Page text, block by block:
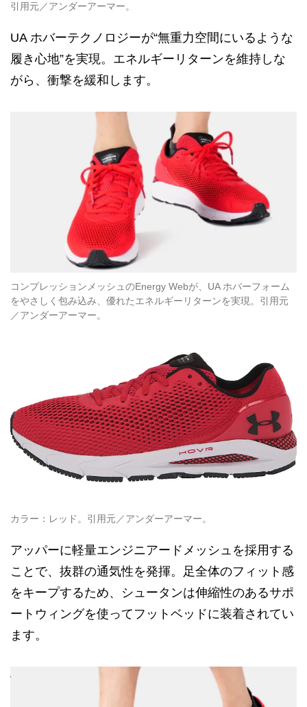
引用元／アンダーアーマー。
UA ホバーテクノロジーが“無重力空間にいるような
履き心地”を実現。エネルギーリターンを維持しな
がら、衝撃を緩和します。
コンプレッションメッシュのEnergy Webが、UA ホバーフォーム
をやさしく包み込み、優れたエネルギーリターンを実現。引用元
／アンダーアーマー。
カラー：レッド。引用元／アンダーアーマー。
アッパーに軽量エンジニアードメッシュを採用する
ことで、抜群の通気性を発揮。足全体のフィット感
をキープするため、シュータンは伸縮性のあるサポ
ートウィングを使ってフットベッドに装着されてい
ます。